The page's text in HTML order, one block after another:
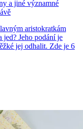
a jiné významné
aristokratkám
jed? Jeho podání je
jej odhalit. Zde je 6